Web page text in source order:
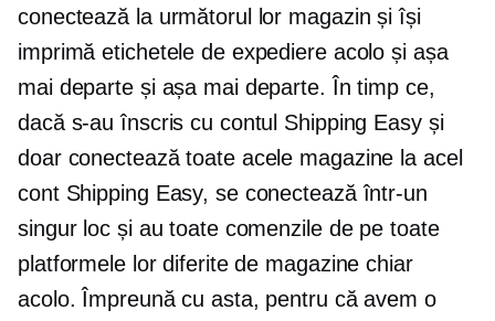
conectează la următorul lor magazin și își
imprimă etichetele de expediere acolo și așa
mai departe și așa mai departe. În timp ce,
dacă s-au înscris cu contul Shipping Easy și
doar conectează toate acele magazine la acel
cont Shipping Easy, se conectează într-un
singur loc și au toate comenzile de pe toate
platformele lor diferite de magazine chiar
acolo. Împreună cu asta, pentru că avem o